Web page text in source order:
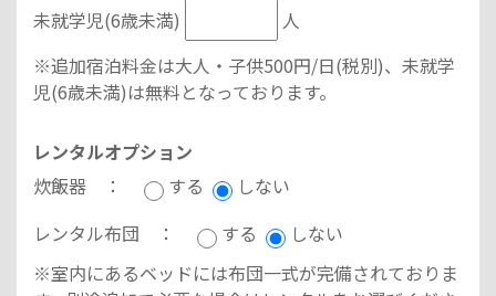
未就学児(6歳未満)
人
※追加宿泊料金は大人・子供500円/日(税別)、未就学
児(6歳未満)は無料となっております。
レンタルオプション
炊飯器 ：
する
しない
レンタル布団 ：
する
しない
※室内にあるベッドには布団一式が完備されておりま